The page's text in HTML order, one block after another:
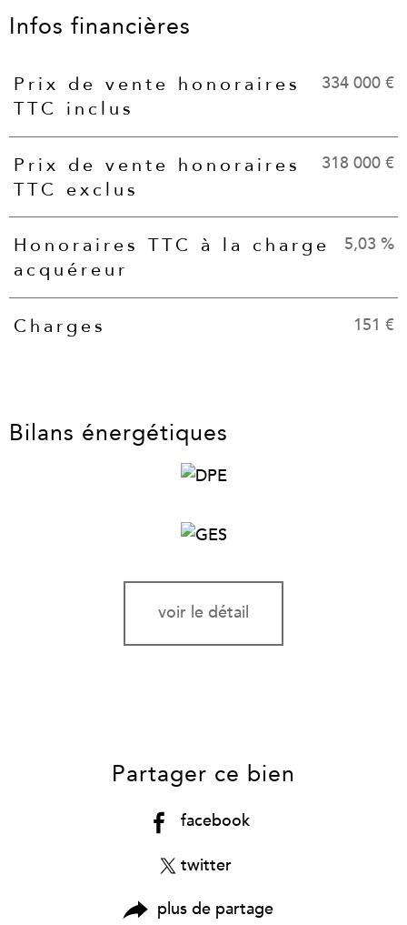
Infos financières
Caractéristiques Valeurs
Prix de vente honoraires
TTC inclus
334 000 €
Prix de vente honoraires
TTC exclus
318 000 €
Honoraires TTC à la charge
acquéreur
5,03 %
Charges 151 €
Bilans énergétiques
voir le détail
Partager ce bien
facebook
twitter
plus de partage